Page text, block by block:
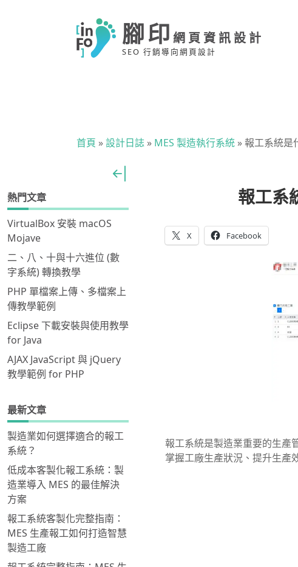
腳印 網頁資訊設計
SEO 行銷導向網頁設計
首頁 »設計日誌 » MES 製造執行系統 »報工系統是
熱門文章
VirtualBox 安裝 macOS
Mojave
二、八、十與十六進位 (數
字系統) 轉換教學
PHP 單檔案上傳、多檔案上
傳教學範例
Eclipse 下載安裝與使用教學
for Java
AJAX JavaScript 與 jQuery
教學範例 for PHP
最新文章
製造業如何選擇適合的報工
系統？
低成本客製化報工系統：製
造業導入 MES 的最佳解決
方案
報工系統客製化完整指南：
MES 生產報工如何打造智慧
製造工廠
報工系
X Facebook
報工系統是製造業重要的生產
掌握工廠生產狀況、提升生產